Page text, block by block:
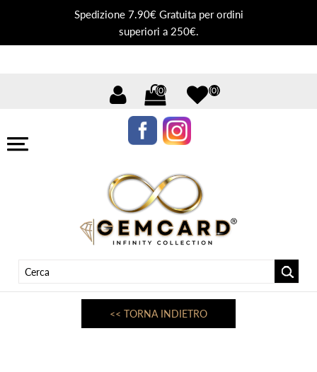
Spedizione 7.90€ Gratuita per ordini
superiori a 250€.
(0) (0)
<< TORNA INDIETRO